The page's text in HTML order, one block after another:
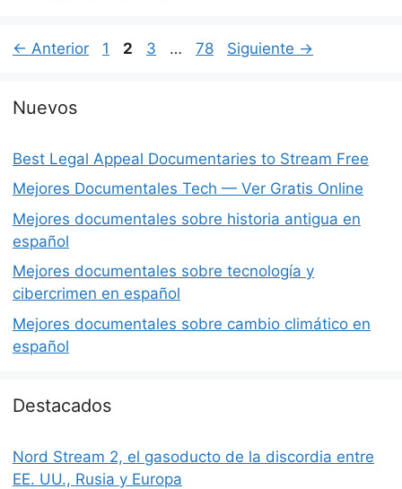
← Anterior Página
1 Página
2 Página
3 … Página
78 Siguiente →
Nuevos
Best Legal Appeal Documentaries to Stream Free
Mejores Documentales Tech — Ver Gratis Online
Mejores documentales sobre historia antigua en
español
Mejores documentales sobre tecnología y
cibercrimen en español
Mejores documentales sobre cambio climático en
español
Destacados
Nord Stream 2, el gasoducto de la discordia entre
EE. UU., Rusia y Europa